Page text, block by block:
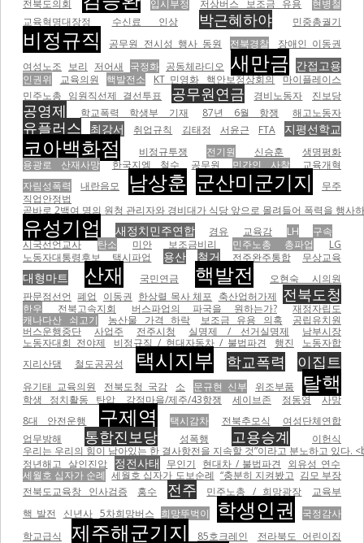
전북도의회
입시부정 저상버스 보조금 유용
현병철
교육혁명대장정
수신료 인상 박근혜하야 민중총궐기
비정규직 공무원 전시성 행사 동원 전북경찰
장애인 이동권
여성노조 보리 저어새 국정화 공동체라디오 새만금 간접고용
인권위 교육의원 핵발전소 KT 민영화 핵안보정상회의 마이플레이스
민주노총 임원직선제 결선투표
공무원연금 경비노동자 진보당
공영제 학교폭력 학생부 기재 87년 6월 항쟁 해고노동자
유플러스 최강서 취업규칙 김태정 서윤근 FTA 지평선학교
코아백화점 비정규투쟁 전기원 신승훈
생명평화
용광로 산재사망
한국지엠 철수 공무원 민간인 사찰
교육개혁
자림성폭력
내란음모 남상훈 군산미군기지
무주
직업안정법
곧바로 2백여 명의 원청 관리자와 경비대가 식당 앞으로 몰려들어 폭력을 행
유성기업 새정치민주연합 경유 교육감 LH
구속
시국선언교사
탄소 미안 보조금비리 민주노총 총파업
LG
노동자대통령후보
택시파업 용산 철거 전주완주통합 무상교육
대형마트 산재 국민연금 핵발전
오현숙 시의원
판문점선언 폐업 이동권 한상렬 목사 체포 축산업허가제 전북도청
한우 전북고속지회 버스파업의 파국을 원하는가?
재정자립도
캐나다산 쇠고기
농산물 가격 하락 보조금 유용 의혹
공립유치원
버스운행중단
사업주 전주시청 실명제 / 선거실명제
남부시장
노동자대회 전야제
비정규직 / 현대자동차 / 불법파견 행진
노동자합
지리산댐
철도공공성 택시지부 학교폭력 이집트
유기태 교육의원 전북도청 국감 소 문규현 신부 위조부품 탈핵
학생 정치활동 탄압 강정마을/제주/43항쟁 세이브존 정동영
사망
8대 안전운행
구제역 택시감차 전북추모식
여성단체연합
업무방해
통합진보당 성폭행 고용승계
이헌식
우리는 우리의 힘이 남아있는 한 결사항전을 지속할 것”이라고 분노하고 있다.
정년해고 살인진압 정전사태 무인기 현대차 / 불법파견
외유성 연수
세월호 십자가 순례 세월호 십자가 도보순례 “충분히 지켜봤고 김모 부장
전북도교육창 인사검증
홍수 전주 민주노총 / 희망광장
교육부
핵 발전
신년사 5차희망버스 희망뚜벅이 학생인권
국정감사
학교급식
제주해군기지 85호크레인 전라북도 어린이집